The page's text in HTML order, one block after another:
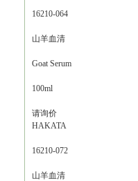
16210-064
山羊血清
Goat Serum
100ml
请询价
HAKATA
16210-072
山羊血清